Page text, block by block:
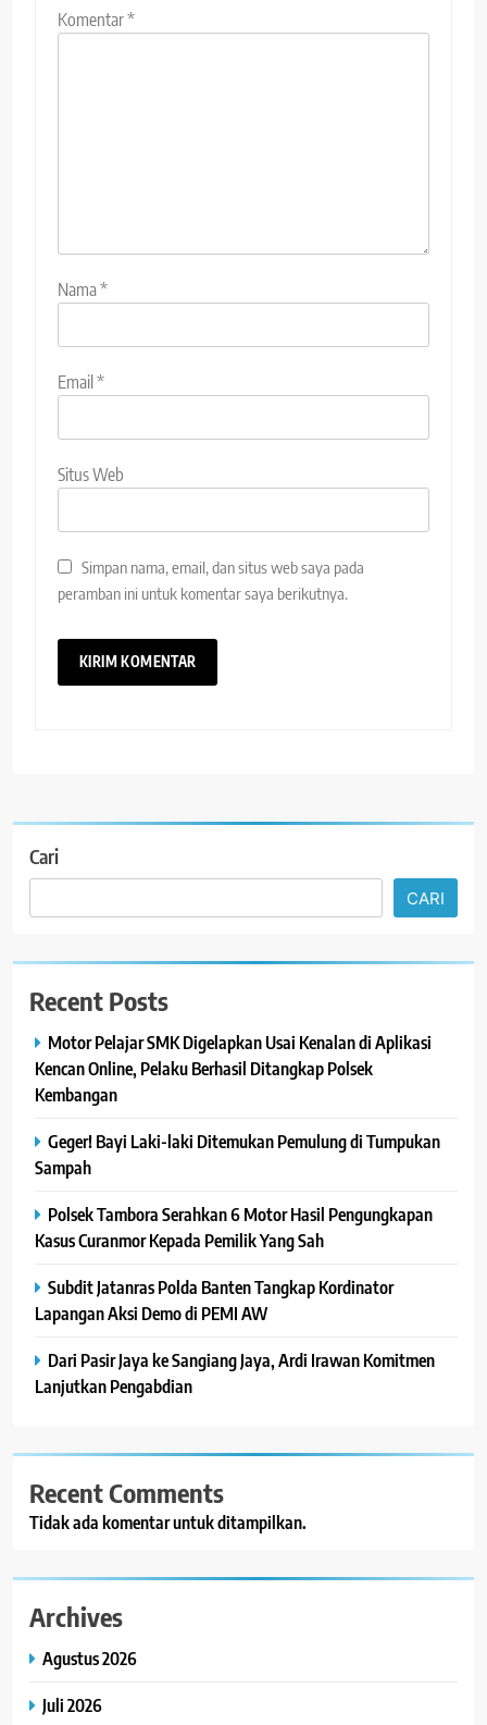
Komentar*
Nama*
Email*
Situs Web
Simpan nama, email, dan situs web saya pada
peramban ini untuk komentar saya berikutnya.
Cari
CARI
Recent Posts
Motor Pelajar SMK Digelapkan Usai Kenalan di Aplikasi
Kencan Online, Pelaku Berhasil Ditangkap Polsek
Kembangan
Geger! Bayi Laki-laki Ditemukan Pemulung di Tumpukan
Sampah
Polsek Tambora Serahkan 6 Motor Hasil Pengungkapan
Kasus Curanmor Kepada Pemilik Yang Sah
Subdit Jatanras Polda Banten Tangkap Kordinator
Lapangan Aksi Demo di PEMI AW
Dari Pasir Jaya ke Sangiang Jaya, Ardi Irawan Komitmen
Lanjutkan Pengabdian
Recent Comments
Tidak ada komentar untuk ditampilkan.
Archives
Agustus 2026
Juli 2026